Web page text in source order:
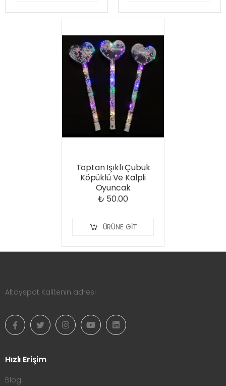
Toptan Işıklı Çubuk
Köpüklü Ve Kalpli
Oyuncak
₺ 50.00
ÜRÜNE GIT
Altayspot Kalitenin adresi
Hızlı Erişim
Blog